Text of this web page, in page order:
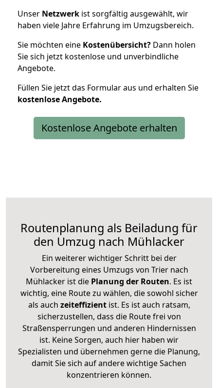
Unser Netzwerk ist sorgfältig ausgewählt, wir
haben viele Jahre Erfahrung im Umzugsbereich.
Sie möchten eine Kostenübersicht? Dann holen
Sie sich jetzt kostenlose und unverbindliche
Angebote.
Füllen Sie jetzt das Formular aus und erhalten Sie
kostenloseAngebote.
Kostenlose Angebote erhalten
Routenplanung als Beiladung für
den Umzug nach Mühlacker
Ein weiterer wichtiger Schritt bei der
Vorbereitung eines Umzugs von Trier nach
Mühlacker ist die Planung der Routen. Es ist
wichtig, eine Route zu wählen, die sowohl sicher
als auch zeiteffizientist. Es ist auch ratsam,
sicherzustellen, dass die Route frei von
Straßensperrungen und anderen Hindernissen
ist. Keine Sorgen, auch hier haben wir
Spezialisten und übernehmen gerne die Planung,
damit Sie sich auf andere wichtige Sachen
konzentrieren können.